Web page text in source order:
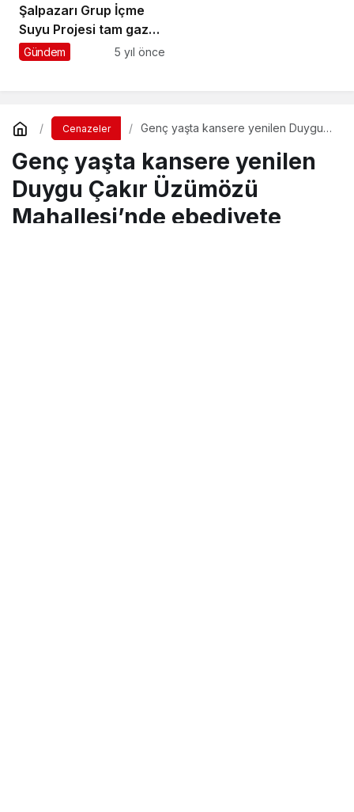
Şalpazarı Grup İçme
Suyu Projesi tam gaz
devam ediyor
Gündem 5 yıl önce
Cenazeler
Genç yaşta kansere yenilen Duygu
ebediyete uğurlandı
Genç yaşta kansere yenilen
Duygu Çakır Üzümözü
Mahallesi’nde ebediyete